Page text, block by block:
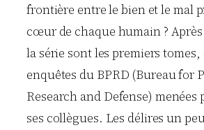
frontière entre le bien et le mal
cœur de chaque humain ?
la série sont les premiers tomes,
enquêtes du BPRD (Bureau for
Research and Defense)
ses collègues. Les délires un